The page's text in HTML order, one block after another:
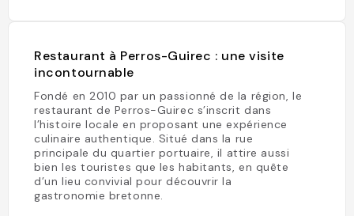
Restaurant à Perros-Guirec : une visite
incontournable
Fondé en 2010 par un passionné de la région, le
restaurant de Perros-Guirec s’inscrit dans
l’histoire locale en proposant une expérience
culinaire authentique. Situé dans la rue
principale du quartier portuaire, il attire aussi
bien les touristes que les habitants, en quête
d’un lieu convivial pour découvrir la
gastronomie bretonne.